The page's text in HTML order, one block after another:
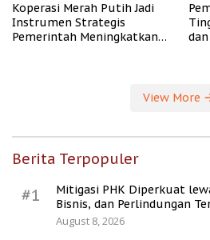
Koperasi Merah Putih Jadi
Instrumen Strategis
Pemerintah Meningkatkan
View More
Berita Terpopuler
#1
Mitigasi PHK Diperkuat
Bisnis, dan Perlindungan
August 8, 2026